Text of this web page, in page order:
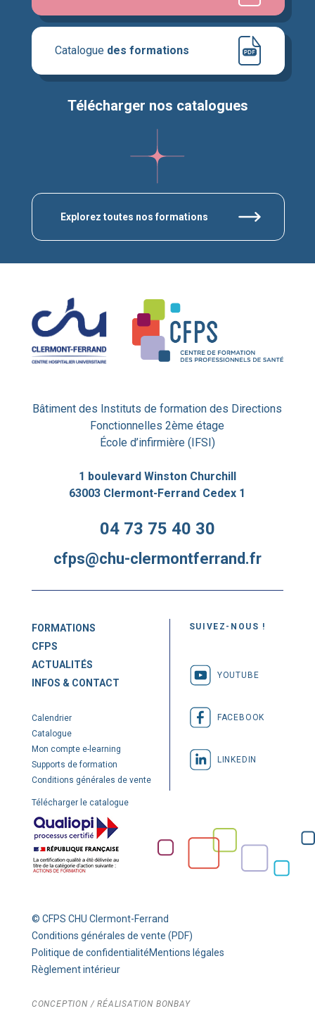
Explorez toutes nos formations
Télécharger nos catalogues
Catalogue des formations
Bâtiment des Instituts de formation des Directions
Fonctionnelles 2ème étage
École d’infirmière (IFSI)
1 boulevard Winston Churchill
63003 Clermont-Ferrand Cedex 1
04 73 75 40 30
cfps@chu-clermontferrand.fr
FORMATIONS
CFPS
ACTUALITÉS
INFOS & CONTACT
Calendrier
Catalogue
Mon compte e-learning
Supports de formation
Conditions générales de vente
Télécharger le catalogue
SUIVEZ-NOUS !
YOUTUBE
FACEBOOK
LINKEDIN
© CFPS CHU Clermont-Ferrand
Conditions générales de vente (PDF)
Politique de confidentialitéMentions légales
Règlement intérieur
CONCEPTION / RÉALISATION BONBAY